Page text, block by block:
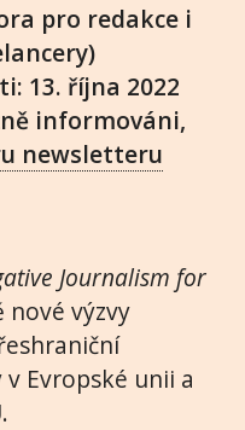
pro redakce i
13. října 2022
informováni,
newsletteru
Journalism for
nové výzvy
Evropské unii a